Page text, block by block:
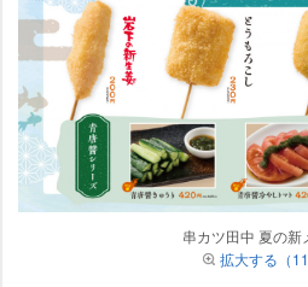
串カツ田中 夏の新
拡大する（11